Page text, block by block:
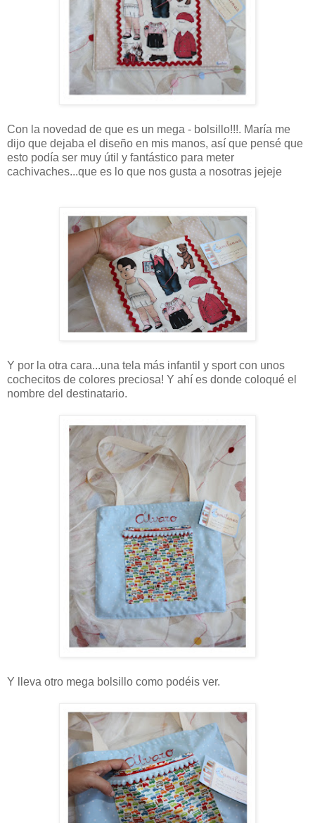
Con la novedad de que es un mega - bolsillo!!!. María me
dijo que dejaba el diseño en mis manos, así que pensé que
esto podía ser muy útil y fantástico para meter
cachivaches...que es lo que nos gusta a nosotras jejeje
Y por la otra cara...una tela más infantil y sport con unos
cochecitos de colores preciosa! Y ahí es donde coloqué el
nombre del destinatario.
Y lleva otro mega bolsillo como podéis ver.